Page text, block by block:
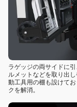
ラゲッジの両サイドに
ルメットなどを取り出
動工具用の棚も設けて
クを解消。